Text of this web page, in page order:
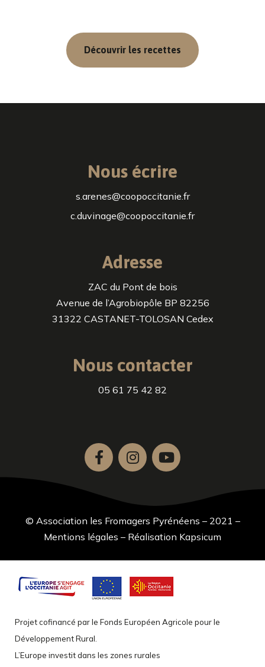
Découvrir les recettes
Nous écrire
s.arenes@coopoccitanie.fr
c.duvinage@coopoccitanie.fr
Adresse
ZAC du Pont de bois
Avenue de l’Agrobiopôle BP 82256
31322 CASTANET-TOLOSAN Cedex
Nous contacter
05 61 75 42 82
© Association les Fromagers Pyrénéens – 2021 –
Mentions légales – Réalisation Kapsicum
Projet cofinancé par le Fonds Européen Agricole pour le
Développement Rural.
L’Europe investit dans les zones rurales